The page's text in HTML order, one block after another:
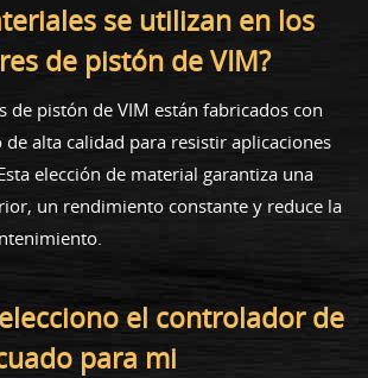
se utilizan en los
de pistón de VIM?
de pistón de VIM están fabricados con
alta calidad para resistir aplicaciones
elección de material garantiza una
un rendimiento constante y reduce la
el controlador de
para mi